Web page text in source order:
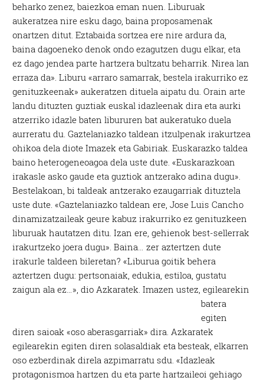
beharko zenez, baiezkoa eman nuen. Liburuak
aukeratzea nire esku dago, baina proposamenak
onartzen ditut. Eztabaida sortzea ere nire ardura da,
baina dagoeneko denok ondo ezagutzen dugu elkar, eta
ez dago jendea parte hartzera bultzatu beharrik. Nirea lan
erraza da». Liburu «arraro samarrak, bestela irakurriko ez
genituzkeenak» aukeratzen dituela aipatu du. Orain arte
landu dituzten guztiak euskal idazleenak dira eta aurki
atzerriko idazle baten libururen bat aukeratuko duela
aurreratu du. Gaztelaniazko taldean itzulpenak irakurtzea
ohikoa dela diote Imazek eta Gabiriak. Euskarazko taldea
baino heterogeneoagoa dela uste dute. «Euskarazkoan
irakasle asko gaude eta guztiok antzerako adina dugu».
Bestelakoan, bi taldeak antzerako ezaugarriak dituztela
uste dute. «Gaztelaniazko taldean ere, Jose Luis Cancho
dinamizatzaileak geure kabuz irakurriko ez genituzkeen
liburuak hautatzen ditu. Izan ere, gehienok best-sellerrak
irakurtzeko joera dugu». Baina… zer aztertzen dute
irakurle taldeen bileretan? «Liburua goitik behera
aztertzen dugu: pertsonaiak, edukia, estiloa, gustatu
zaigun ala ez…», dio Azkaratek.Imazen ustez, egilearekin
batera
egiten
diren saioak «oso aberasgarriak» dira. Azkaratek
egilearekin egiten diren solasaldiak eta besteak, elkarren
oso ezberdinak direla azpimarratu sdu. «Idazleak
protagonismoa hartzen du eta parte hartzaileoi gehiago